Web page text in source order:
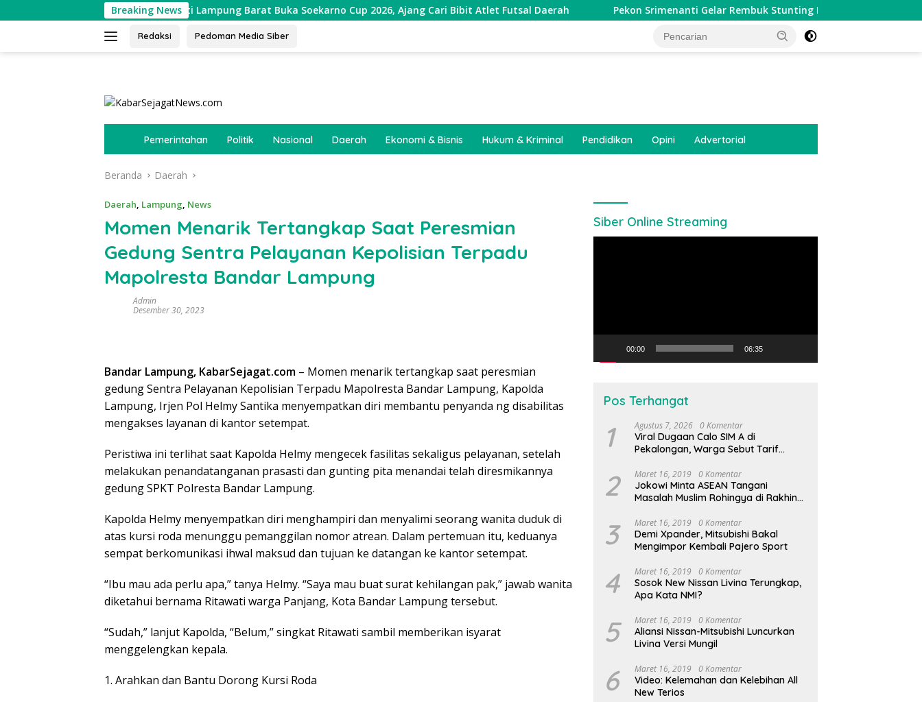
ke
Breaking News
Bupati Lampung Barat Buka Soekarno Cup 2026, Ajang Cari Bibit Atlet Futsal Daerah Pekon Srimenanti Gelar Rembuk Stunting Perkuat Komitmen Tekan Angka
Redaksi Pedoman Media Siber
a
a
Pemerintahan Politik Nasional Daerah Ekonomi & Bisnis Hukum & Kriminal Pendidikan Opini Advertorial
Beranda Daerah
Daerah Lampung News
Momen Menarik Tertangkap Saat Peresmian
Gedung Sentra Pelayanan Kepolisian Terpadu
Mapolresta Bandar Lampung
Admin
Desember 30, 2023
Bandar Lampung, KabarSejagat.com – Momen menarik tertangkap saat peresmian
gedung Sentra Pelayanan Kepolisian Terpadu Mapolresta Bandar Lampung, Kapolda
Lampung, Irjen Pol Helmy Santika menyempatkan diri membantu penyanda ng disabilitas
mengakses layanan di kantor setempat.
Peristiwa ini terlihat saat Kapolda Helmy mengecek fasilitas sekaligus pelayanan, setelah
melakukan penandatanganan prasasti dan gunting pita menandai telah diresmikannya
gedung SPKT Polresta Bandar Lampung.
Kapolda Helmy menyempatkan diri menghampiri dan menyalimi seorang wanita duduk di
atas kursi roda menunggu pemanggilan nomor atrean. Dalam pertemuan itu, keduanya
sempat berkomunikasi ihwal maksud dan tujuan ke datangan ke kantor setempat.
“Ibu mau ada perlu apa,” tanya Helmy. “Saya mau buat surat kehilangan pak,” jawab wanita
diketahui bernama Ritawati warga Panjang, Kota Bandar Lampung tersebut.
“Sudah,” lanjut Kapolda, “Belum,” singkat Ritawati sambil memberikan isyarat
menggelengkan kepala.
1. Arahkan dan Bantu Dorong Kursi Roda
Siber Online Streaming
00:00 06:35
Pos Terhangat
1 Agustus 7, 2026 0 Komentar
Viral Dugaan Calo SIM A di
Pekalongan, Warga Sebut Tarif
2 Maret 16, 2019 0 Komentar
Jokowi Minta ASEAN Tangani
Masalah Muslim Rohingya di Rakhine
3 Maret 16, 2019 0 Komentar
Demi Xpander, Mitsubishi Bakal
Mengimpor Kembali Pajero Sport
4 Maret 16, 2019 0 Komentar
Sosok New Nissan Livina Terungkap,
Apa Kata NMI?
5 Maret 16, 2019 0 Komentar
Aliansi Nissan-Mitsubishi Luncurkan
Livina Versi Mungil
6 Maret 16, 2019 0 Komentar
Video: Kelemahan dan Kelebihan All
New Terios